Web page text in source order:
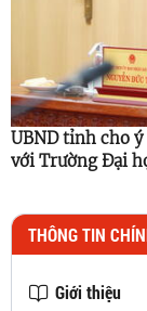
UBND tỉnh cho
với Trường Đại
THÔNG TIN
Giới thiệu